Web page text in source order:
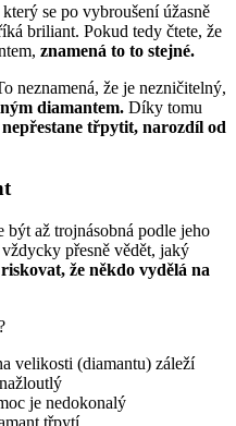
se po vybroušení úžasně
briliant. Pokud tedy čtete, že
znamená to to stejné.
neznamená, že je nezničitelný,
diamantem. Díky tomu
třpytit, narozdíl od
být až trojnásobná podle jeho
přesně vědět, jaký
že někdo vydělá na
velikosti (diamantu) záleží
je nedokonalý
třpytí